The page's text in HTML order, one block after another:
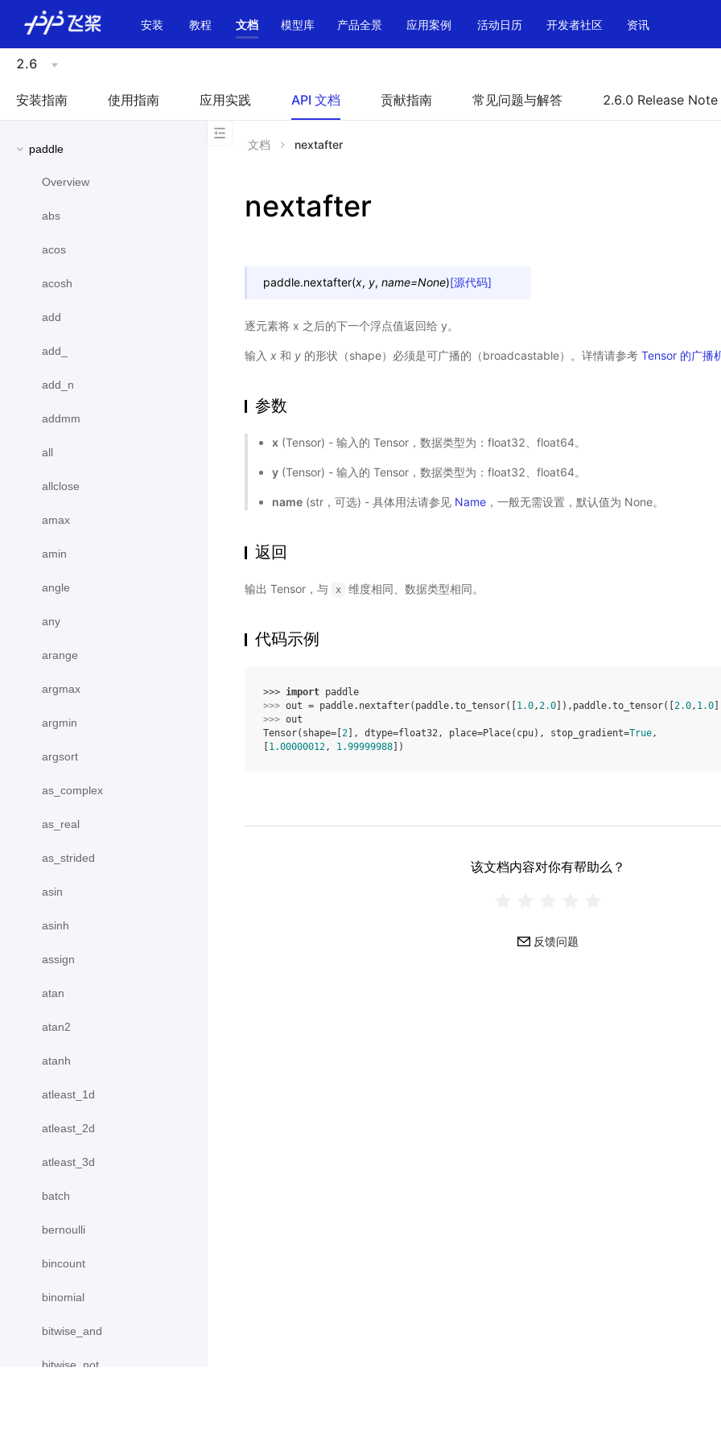
安装
教程 文档 模型库 产品全景 应用案例 活动日历 开发者社区 资讯
2.6
安装指南 使用指南 应用实践 API 文档 贡献指南 常见问题与解答 2.6.0 Release Note
paddle
Overview
abs
acos
acosh
add
add_
add_n
addmm
all
allclose
amax
amin
angle
any
arange
argmax
argmin
argsort
as_complex
as_real
as_strided
asin
asinh
assign
atan
atan2
atanh
atleast_1d
atleast_2d
atleast_3d
batch
bernoulli
bincount
binomial
bitwise_and
bitwise_not
文档 nextafter
nextafter
paddle.nextafter(x, y, name=None)[源代码]
逐元素将 x 之后的下一个浮点值返回给 y。
输入 x 和 y 的形状（shape）必须是可广播的（broadcastable）。详情请参考 Tensor 的广播
参数
x (Tensor) - 输入的 Tensor，数据类型为：float32、float64。
y (Tensor) - 输入的 Tensor，数据类型为：float32、float64。
name (str，可选) - 具体用法请参见 Name ，一般无需设置，默认值为 None。
返回
输出 Tensor，与 x 维度相同、数据类型相同。
代码示例
>>> import paddle
>>> out = paddle. nextafter( paddle.to_tensor([ 1.0,2.0 ]), paddle.to_tensor([ 2.0, 1.0
>>> out
Tensor(shape=[ 2 ], dtype=float32, place=Place(cpu), stop_gradient=True,
1.00000012, 1.99999988 ])
该文档内容对你有帮助么？
反馈问题